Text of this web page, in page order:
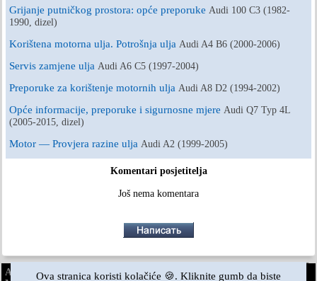
Grijanje putničkog prostora: opće preporuke Audi 100 C3 (1982-
1990, dizel)
Korištena motorna ulja. Potrošnja ulja Audi A4 B6 (2000-2006)
Servis zamjene ulja Audi A6 C5 (1997-2004)
Preporuke za korištenje motornih ulja Audi A8 D2 (1994-2002)
Opće informacije, preporuke i sigurnosne mjere Audi Q7 Typ 4L
(2005-2015, dizel)
Motor — Provjera razine ulja Audi A2 (1999-2005)
Komentari posjetitelja
Još nema komentara
AudiManual.ru © 2017-2026·Puna verzija·Povratne informacije
Ova stranica koristi kolačiće 🍪. Kliknite gumb da biste